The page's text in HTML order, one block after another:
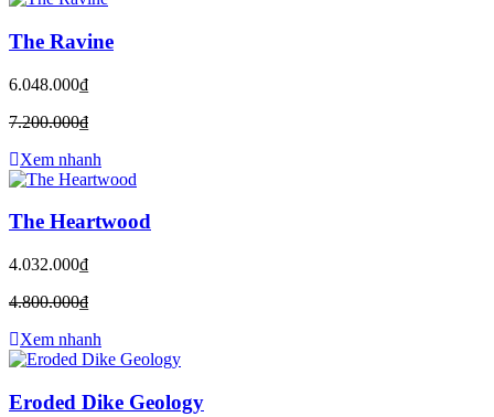
The Ravine
6.048.000₫
7.200.000₫
Xem nhanh
The Heartwood
4.032.000₫
4.800.000₫
Xem nhanh
Eroded Dike Geology